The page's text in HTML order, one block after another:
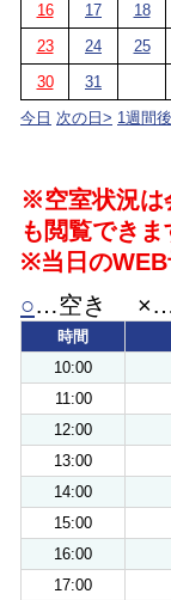
16
17 18
23
24 25
30
31
今日 次の日> 1週間
※空室状況は
も閲覧できま
※当日のWEB
○…空き ×…
時間
10:00
11:00
12:00
13:00
14:00
15:00
16:00
17:00